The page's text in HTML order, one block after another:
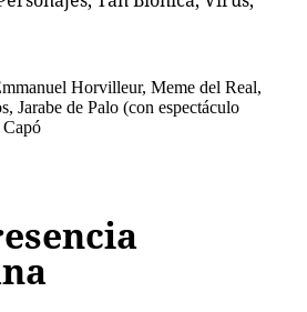
Horvilleur, Meme del Real,
Jarabe de Palo (con espectáculo
Capó